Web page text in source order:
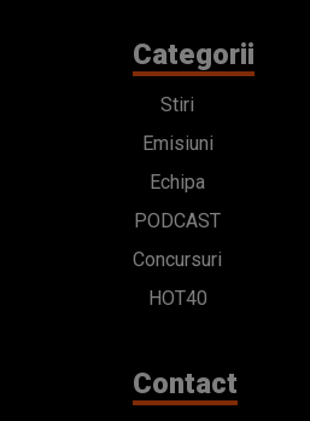
Categorii
Stiri
Emisiuni
Echipa
PODCAST
Concursuri
HOT40
Contact